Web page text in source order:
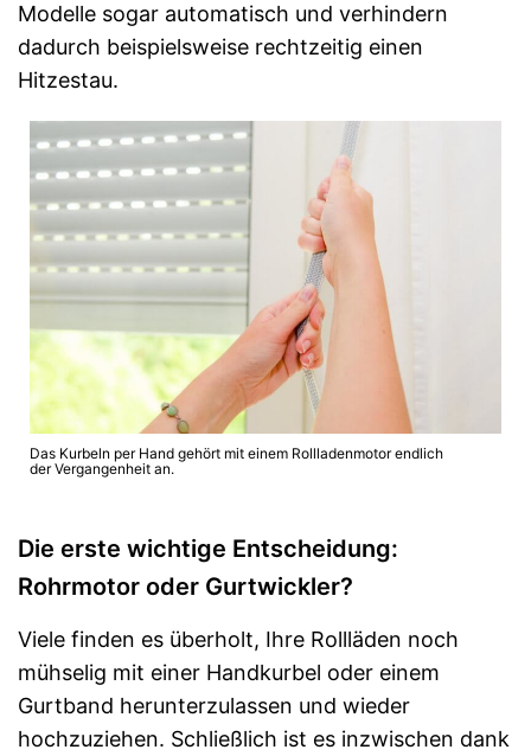
Modelle sogar automatisch und verhindern
dadurch beispielsweise rechtzeitig einen
Hitzestau.
Das Kurbeln per Hand gehört mit einem Rollladenmotor endlich
der Vergangenheit an.
Die erste wichtige Entscheidung:
Rohrmotor oder Gurtwickler?
Viele finden es überholt, Ihre Rollläden noch
mühselig mit einer Handkurbel oder einem
Gurtband herunterzulassen und wieder
hochzuziehen. Schließlich ist es inzwischen dank